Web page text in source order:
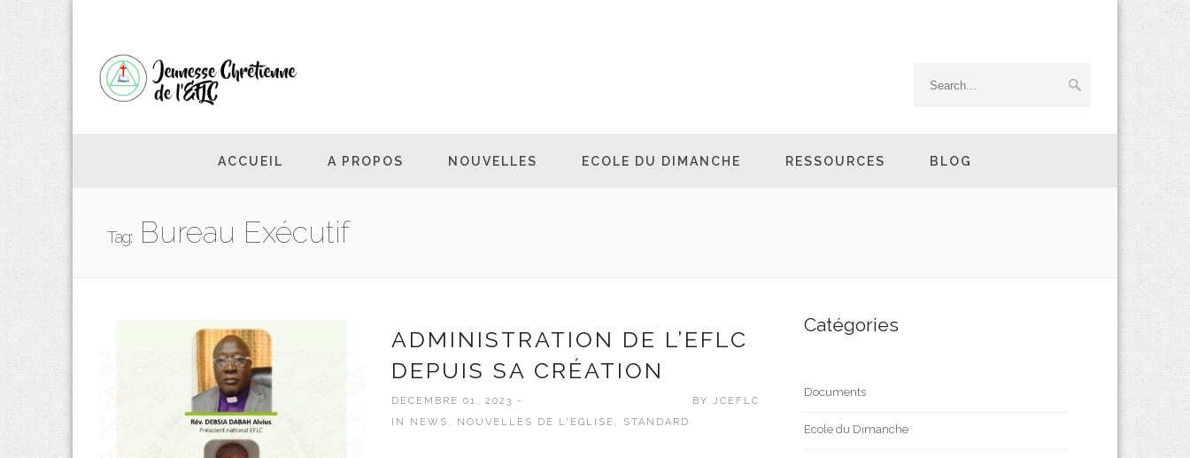
ACCUEIL A PROPOS NOUVELLES ECOLE DU DIMANCHE RESSOURCES BLOG
Tag:Bureau Exécutif
ADMINISTRATION DE L’EFLC
DEPUIS SA CRÉATION
DÉCEMBRE 01, 2023 - BY JCEFLC
IN NEWS , NOUVELLES DE L'EGLISE , STANDARD
Catégories
Documents
Ecole du Dimanche